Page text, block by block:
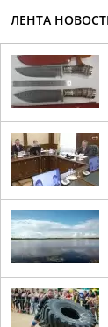
ЛЕНТА